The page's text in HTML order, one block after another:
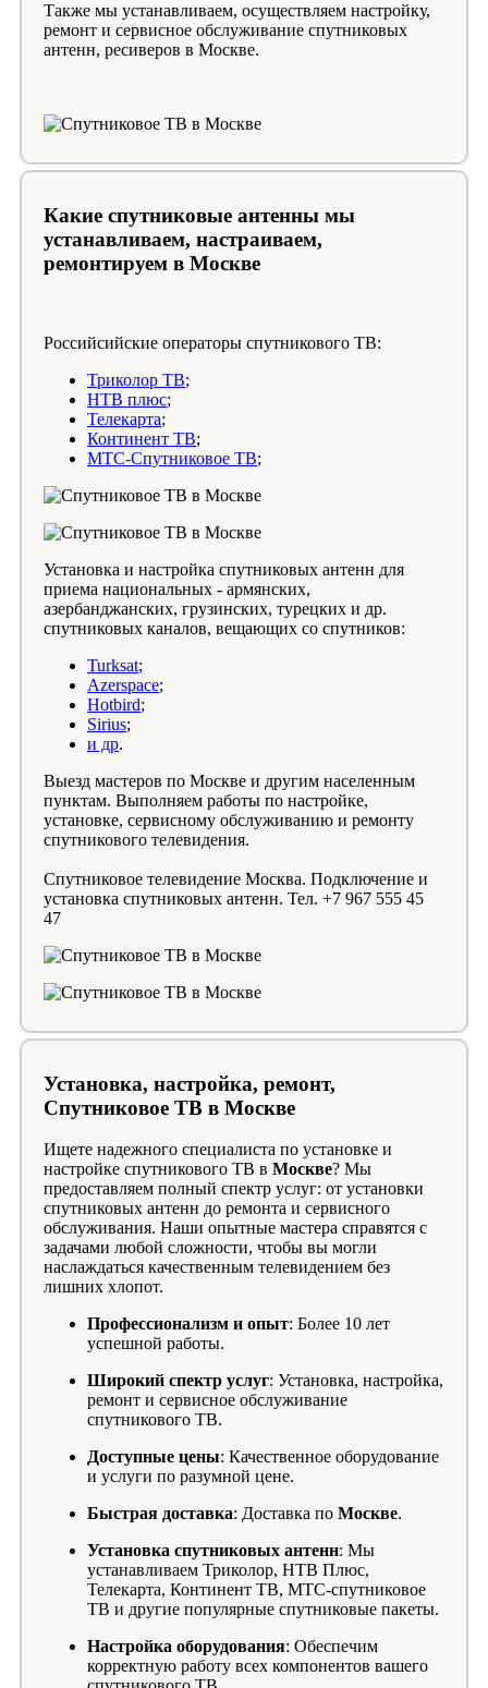
Также мы устанавливаем, осуществляем настройку,
ремонт и сервисное обслуживание спутниковых
антенн, ресиверов в Москве.
Какие спутниковые антенны мы
устанавливаем, настраиваем,
ремонтируем в Москве
Российсийские операторы спутникового ТВ:
Триколор ТВ;
НТВ плюс;
Телекарта;
Континент ТВ;
МТС-Спутниковое ТВ;
Установка и настройка спутниковых антенн для
приема национальных - армянских,
азербанджанских, грузинских, турецких и др.
спутниковых каналов, вещающих со спутников:
Turksat;
Azerspace;
Hotbird;
Sirius;
и др.
Выезд мастеров по Москве и другим населенным
пунктам. Выполняем работы по настройке,
установке, сервисному обслуживанию и ремонту
спутникового телевидения.
Спутниковое телевидение Москва. Подключение и
установка спутниковых антенн. Тел. +7 967 555 45
47
Установка, настройка, ремонт,
Спутниковое ТВ в Москве
Ищете надежного специалиста по установке и
настройке спутникового ТВ в Москве? Мы
предоставляем полный спектр услуг: от установки
спутниковых антенн до ремонта и сервисного
обслуживания. Наши опытные мастера справятся с
задачами любой сложности, чтобы вы могли
наслаждаться качественным телевидением без
лишних хлопот.
Профессионализм и опыт: Более 10 лет
успешной работы.
Широкий спектр услуг: Установка, настройка,
ремонт и сервисное обслуживание
спутникового ТВ.
Доступные цены: Качественное оборудование
и услуги по разумной цене.
Быстрая доставка: Доставка по Москве.
Установка спутниковых антенн: Мы
устанавливаем Триколор, НТВ Плюс,
Телекарта, Континент ТВ, МТС-спутниковое
ТВ и другие популярные спутниковые пакеты.
Настройка оборудования: Обеспечим
корректную работу всех компонентов вашего